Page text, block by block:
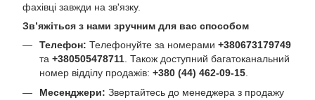
фахівці завжди на зв'язку.
Зв’яжіться з нами зручним для вас способом
Телефон: Телефонуйте за номерами +380673179749
та +380505478711 . Також доступний багатоканальний
номер відділу продажів: +380 (44) 462-09-15
Месенджери: Звертайтесь до менеджера з продажу